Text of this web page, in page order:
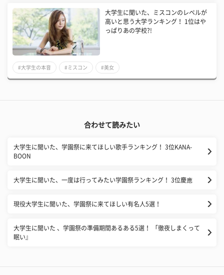
大学生に聞いた、ミスコンのレベルが
高いと思う大学ランキング！ 1位はや
っぱりあの学校?!
#大学生の本音 #ミスコン #美女
合わせて読みたい
大学生に聞いた、学園祭に来てほしい歌手ランキング！ 3位KANA-
BOON
大学生に聞いた、一度は行ってみたい学園祭ランキング！ 3位慶應
現役大学生に聞いた、学園祭に来てほしい有名人5選！
大学生に聞いた 、学園祭の準備期間あるある5選！ 「徹夜しまくって
眠い』